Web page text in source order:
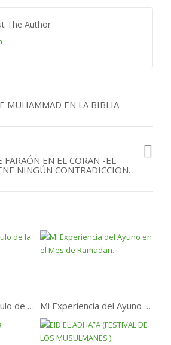
The Author
-
MUHAMMAD EN LA BIBLIA
FARAÓN EN EL CORAN -EL
NINGÚN CONTRADICCION.
Recitación del capitulo de la manana . Mi Experiencia del Ayuno en el Mes de Ramadan.